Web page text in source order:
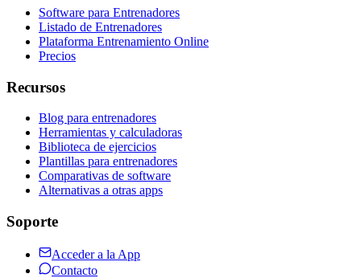
Software para Entrenadores
Listado de Entrenadores
Plataforma Entrenamiento Online
Precios
Recursos
Blog para entrenadores
Herramientas y calculadoras
Biblioteca de ejercicios
Plantillas para entrenadores
Comparativas de software
Alternativas a otras apps
Soporte
Acceder a la App
Contacto